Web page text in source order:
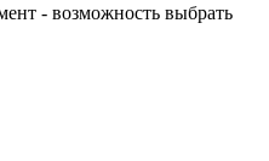
- возможность выбрать